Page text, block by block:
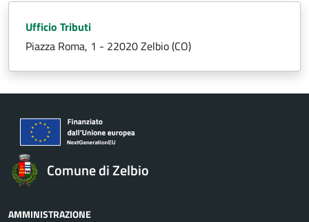
Ufficio Tributi
Piazza Roma, 1 - 22020 Zelbio (CO)
Comune di Zelbio
AMMINISTRAZIONE